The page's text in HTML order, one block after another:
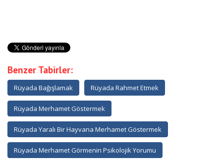
Benzer Tabirler:
Rüyada Bağışlamak Rüyada Rahmet Etmek
Rüyada Merhamet Göstermek
Rüyada Yaralı Bir Hayvana Merhamet Göstermek
Rüyada Merhamet Görmenin Psikolojik Yorumu